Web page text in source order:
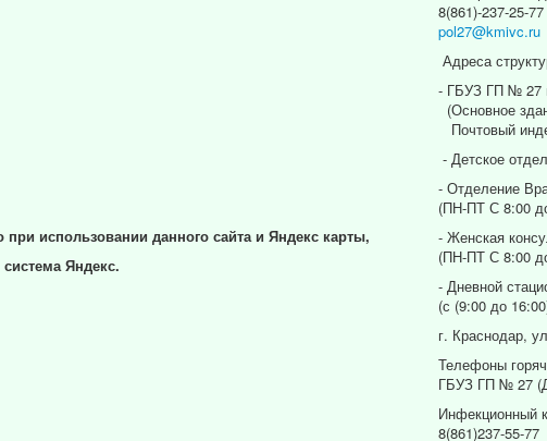
использовании данного сайта и Яндекс карты,
Яндекс.
8(861)-237-25-77
pol27@kmivc.ru
Адреса
- ГБУЗ ГП № 27
(Основное
Почтовый
- Детское
- Отделение
(ПН-ПТ С 8:00
- Женская
(ПН-ПТ С 8:00
- Дневной
(с (9:00 до
г. Краснодар,
Телефоны
ГБУЗ ГП № 27
Инфекционный
8(861)237-55-77